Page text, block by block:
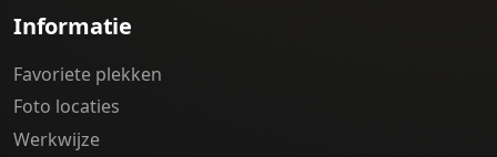
Informatie
Favoriete plekken
Foto locaties
Werkwijze